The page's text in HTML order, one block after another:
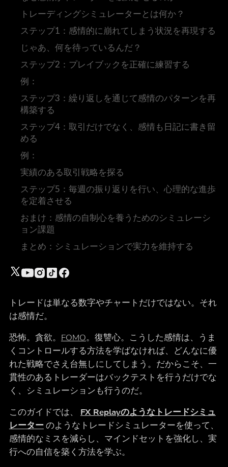
トレードは単なる数字やチャートだけではない。それ
は感情だ。
恐怖。貪欲。 FOMO。復讐心。こうした感情は、うま
くコントロールする方法を学ばなければ、どんなに優
れた戦略でさえ台無しにしてしまう。だからこそ、一
貫性のあるトレーダーはバックテストを行うだけでな
く、シミュレーションも行うのだ。
このガイドでは、 FX Replayのようなトレードシミュ
レーターのようなトレードシミュレーターを使って、
感情的なミスを減らし、マインドセットを強化し、実
行への自信を築く方法を学ぶ。
トレーディングシミュレーターとは何か？
ステップ1：感情的に崩れてしまう状況を再現する
じゃあ、何を待っているんだ？
ステップ2：プレイブックを正確に練習する
例：
ステップ3：繰り返しを通じて感情のパターンを再
構築する
ステップ4：取引だけでなく、感情も日記に書き留
める
例：
実績のある取引戦略を探る
ステップ5：毎週の振り返りを行い、心理的な進歩
を定着させる
おまけ：感情の自制心を養うためのシミュレーシ
ョン課題
まとめ：シミュレーションで実力を維持する